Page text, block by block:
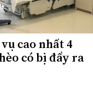
cao nhất 4
có bị đẩy ra